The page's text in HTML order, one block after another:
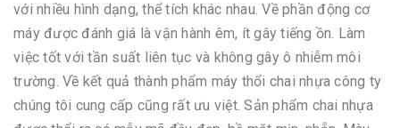
với nhiều hình dạng, thể tích khác nhau. Về phần động cơ
máy được đánh giá là vận hành êm, ít gây tiếng ồn. Làm
việc tốt với tần suất liên tục và không gây ô nhiễm môi
trường. Về kết quả thành phẩm máy thổi chai nhựa công ty
chúng tôi cung cấp cũng rất ưu việt. Sản phẩm chai nhựa